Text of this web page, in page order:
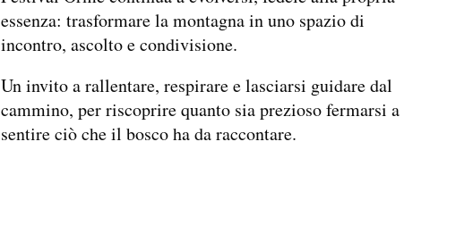
essenza: trasformare la montagna in uno spazio di
incontro, ascolto e condivisione.
Un invito a rallentare, respirare e lasciarsi guidare dal
cammino, per riscoprire quanto sia prezioso fermarsi a
sentire ciò che il bosco ha da raccontare.